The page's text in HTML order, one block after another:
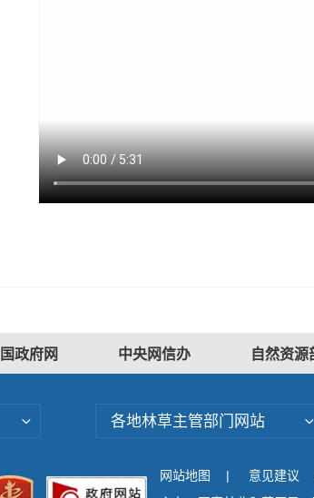
政府网 中央网信办 自然资源
各地林草主管部门网站
网站地图 | 意见建议